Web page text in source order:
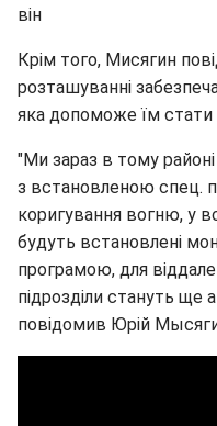
він
Крім того, Мисягин
розташуванні
яка допоможе їм стати
"Ми зараз в тому
з встановленою спец.
коригування вогню, у
будуть встановлені
програмою, для
підрозділи стануть ще
повідомив Юрій